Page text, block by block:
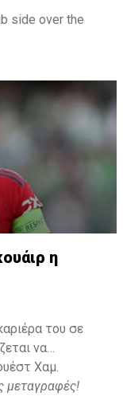
side over the
η
του σε
να
Χαμ.
μεταγραφές!